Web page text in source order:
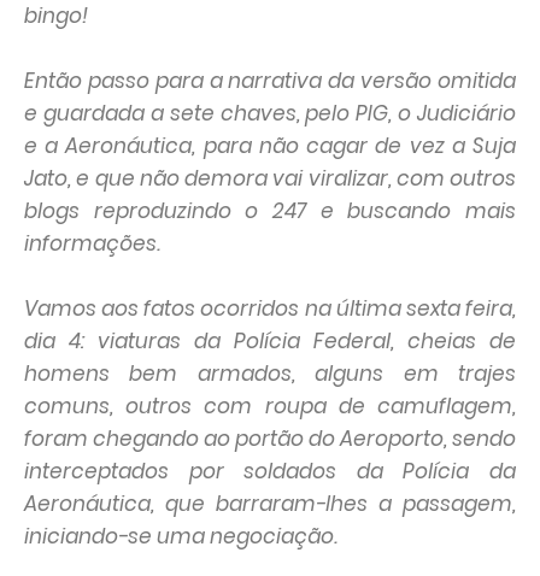
bingo!
Então passo para a narrativa da versão omitida
e guardada a sete chaves, pelo PIG, o Judiciário
e a Aeronáutica, para não cagar de vez a Suja
Jato, e que não demora vai viralizar, com outros
blogs reproduzindo o 247 e buscando mais
informações.
Vamos aos fatos ocorridos na última sexta feira,
dia 4: viaturas da Polícia Federal, cheias de
homens bem armados, alguns em trajes
comuns, outros com roupa de camuflagem,
foram chegando ao portão do Aeroporto, sendo
interceptados por soldados da Polícia da
Aeronáutica, que barraram-lhes a passagem,
iniciando-se uma negociação.